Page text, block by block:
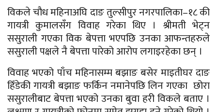
विकले चौध महिनाअघि दाङ तुल्सीपुर नगरपालिका–१८ की
गायत्री कुमालसँग विवाह गरेका थिए । श्रीमती भेट्न
ससुराली गएका विक बेपत्ता भएपछि उनका आफन्तहरुले
ससुराली पक्षले नै बेपत्ता पारेको आरोप लगाइरहेका छन् ।
विवाह भएको पाँच महिनासम्म बझाङ बसेर माइतीघर दाङ
हिँडेकी गायत्री बझाङ फर्किन नमानेपछि लिन गएका छोरा
ससुरालीबाट बेपत्ता भएको उनका बुवा हरी विकले बताए ।